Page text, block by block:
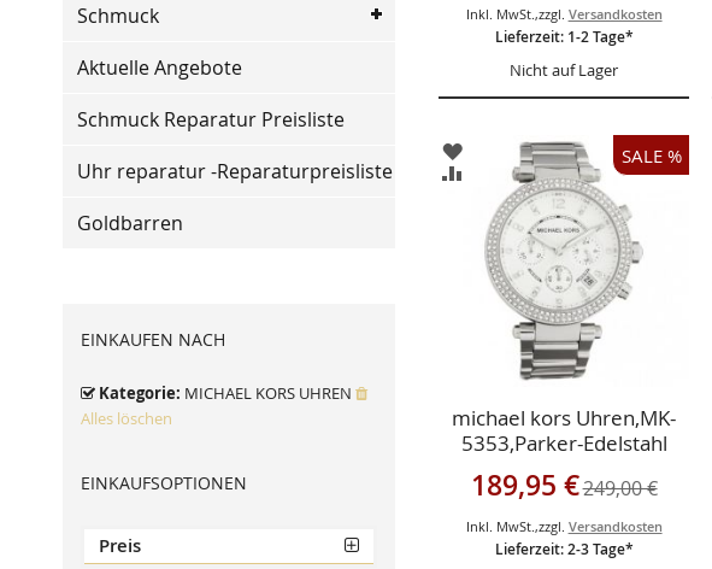
Inkl. MwSt.,zzgl. Versandkosten
Lieferzeit: 1-2 Tage*
Nicht auf Lager
ZUR
WUNSCHLISTE
HINZUFÜGEN
ZUR
VERGLEICHSLISTE
HINZUFÜGEN
SALE %
michael kors Uhren,MK-
5353,Parker-Edelstahl
Sonderangebot
189,95 €249,00 €
Inkl. MwSt. ,zzgl. Versandkosten
Lieferzeit: 2-3 Tage*
Schmuck
Aktuelle Angebote
Schmuck Reparatur Preisliste
Uhr reparatur -Reparaturpreisliste
Goldbarren
EINKAUFEN NACH
Kategorie MICHAEL KORS UHREN
Alles löschen
EINKAUFSOPTIONEN
Preis